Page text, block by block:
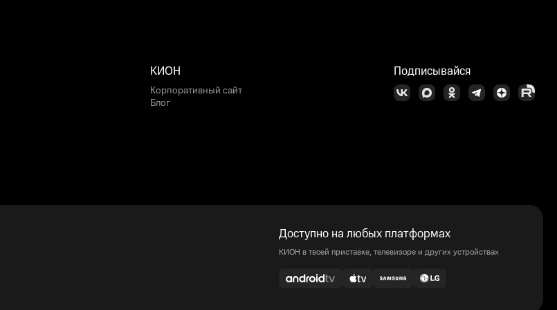
КИОН
Корпоративный сайт
Блог
Подписывайся
Доступно на любых платформах
КИОН в твоей приставке, телевизоре и других устройствах